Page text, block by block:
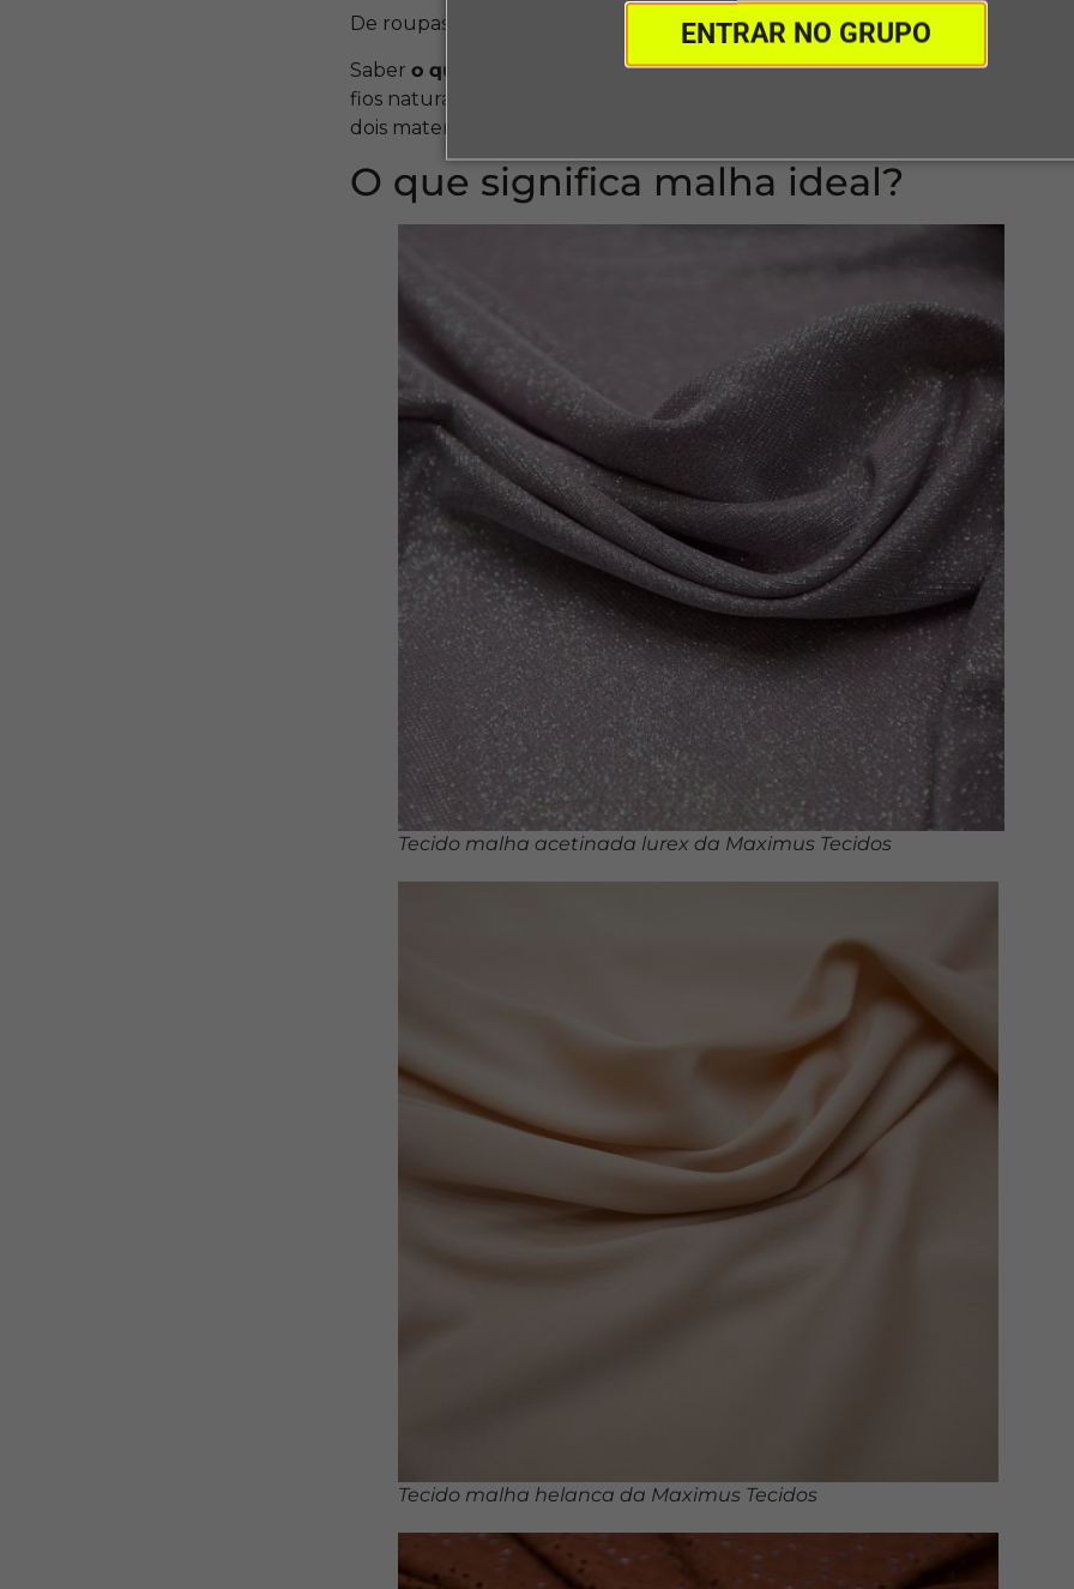
ENTRAR NO GRUPO
De roupas de academia até vestidos de luxo, a malha é muito usada em
Sabero que significa malhatambém é entender que o tecido pode ser
fios naturais (como algodão), com fios sintéticos (poliéster, poliamida, etc.)
dois materiais.
O que significa malha ideal?
Tecido malha acetinada lurex da Maximus Tecidos
Tecido malha helanca da Maximus Tecidos